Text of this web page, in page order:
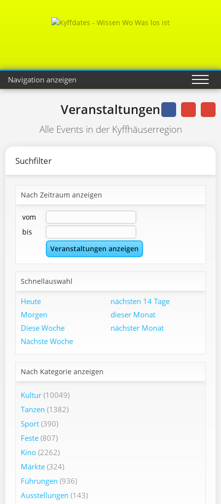
Navigation anzeigen
Veranstaltungen
Alle Events in der Kyffhäuserregion
Suchfilter
Nach Zeitraum anzeigen
vom
bis
Schnellauswahl
Heute
Morgen
Diese Woche
Nächste Woche
nächsten 14 Tage
dieser Monat
nächster Monat
Nach Kategorie anzeigen
Kultur (10049)
Tanzen (1382)
Sport (390)
Feste (807)
Kino (2262)
Märkte (324)
Führungen (936)
Ausstellungen (143)